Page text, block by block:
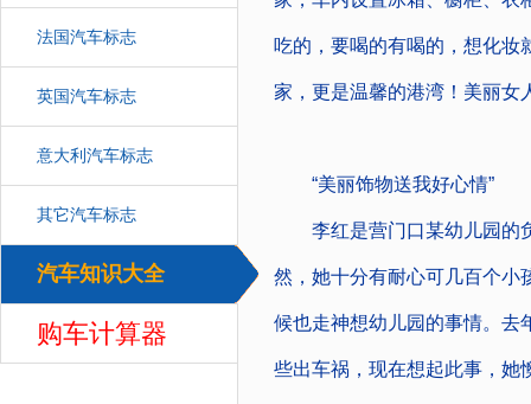
法国汽车标志
英国汽车标志
意大利汽车标志
其它汽车标志
汽车知识大全
购车计算器
吃的，要喝的有喝的，想化妆
家，更是温馨的港湾！美丽
“美丽饰物送我好心情”
李红是营门口某幼儿园的负
然，她十分有耐心可几百个小
候也走神想幼儿园的事情。去
些出车祸，现在想起此事，她